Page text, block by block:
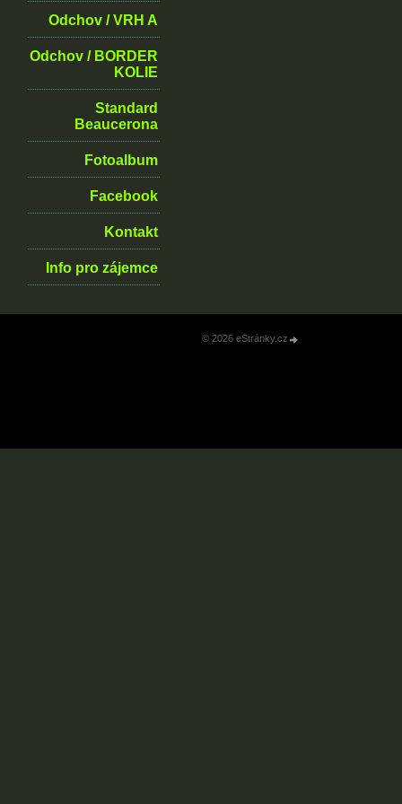
Odchov / VRH A
Odchov / BORDER
KOLIE
Standard
Beaucerona
Fotoalbum
Facebook
Kontakt
Info pro zájemce
© 2026 eStránky.cz